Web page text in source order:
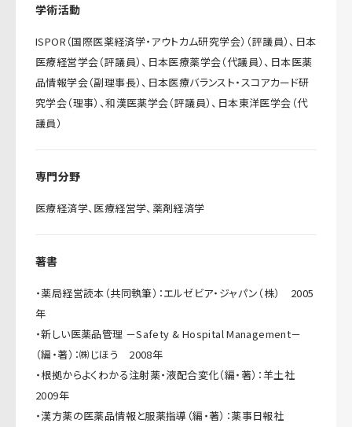
学術活動
ISPOR（国際医薬経済学・アウトカム研究学会）（評議員）、日本
医療経営学会（評議員）、日本医療薬学会（代議員）、日本医薬
品情報学会（副理事長）、日本医療バランスト・スコアカード研
究学会（理事）、和漢医薬学会（評議員）、日本東洋医学会（代
議員）
専門分野
医療経済学、医療経営学、薬剤経済学
著書
・薬局経営読本（共同執筆）：エルゼビア・ジャパン（株） 2005
年
・新しい医薬品管理 －Safety & Hospital Management－
（編・著）：㈱じほう 2008年
・根拠からよくわかる注射薬・液配合変化（編・著）：羊土社
2009年
・漢方薬の医薬品情報と服薬指導（編・著）：薬事日報社